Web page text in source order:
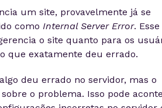
um site, provavelmente já se
como Internal Server Error. Esse
o site quanto para os
que exatamente deu errado.
deu errado no servidor, mas o
o problema. Isso pode